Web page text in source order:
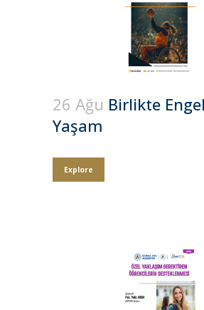
26 Ağu Birlikte
Yaşam
Explore